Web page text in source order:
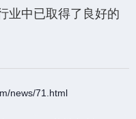
业中已取得了良好的
news/71.html